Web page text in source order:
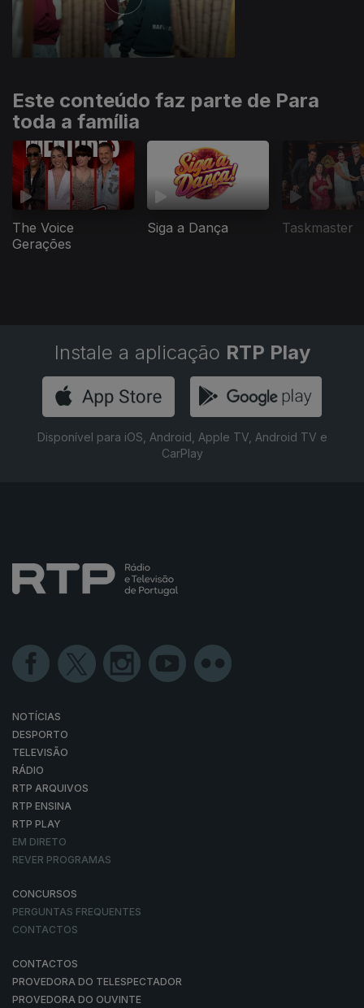
Este conteúdo faz parte de Para
toda a família
The Voice
Gerações
Siga a Dança Taskmaster
Instale a aplicação RTP Play
Disponível para iOS, Android, Apple TV, Android TV e
CarPlay
NOTÍCIAS
DESPORTO
TELEVISÃO
RÁDIO
RTP ARQUIVOS
RTP ENSINA
RTP PLAY
EM DIRETO
REVER PROGRAMAS
CONCURSOS
PERGUNTAS FREQUENTES
CONTACTOS
CONTACTOS
PROVEDORA DO TELESPECTADOR
PROVEDORA DO OUVINTE